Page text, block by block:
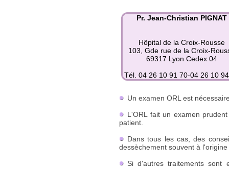
Pr. Jean-Christian PIGNAT
Hôpital de la Croix-Rousse
103, Gde rue de la Croix-
69317 Lyon Cedex 04
Tél. 04 26 10 91 70-04 26 10
Un examen ORL est
L'ORL fait un examen
patient.
Dans tous les cas, des
dessèchement souvent à
Si d'autres traitements sont